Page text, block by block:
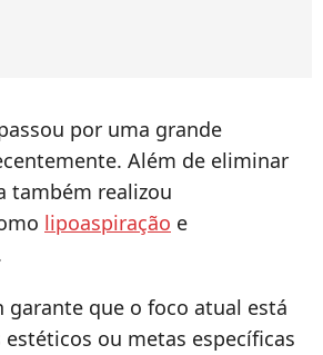
por uma grande
Além de eliminar
também realizou
lipoaspiração e
garante que o foco atual está
ou metas específicas